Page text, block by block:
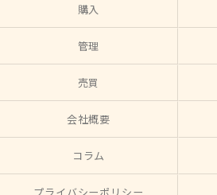
購入
管理
売買
会社概要
コラム